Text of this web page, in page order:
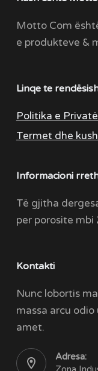
Motto Com
e produkteve &
Linqe te
Politika e
Termet dhe
Informacioni
Të gjitha
per porosite
Kontakti
Nunc lobortis
massa arcu
amet.
Adresa: